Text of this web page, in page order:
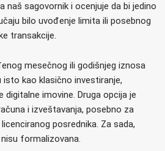
naš sagovornik i ocenjuje da bi jedino
bilo uvođenje limita ili posebnog
transakcije.
mesečnog ili godišnjeg iznosa
kao klasično investiranje,
imovine. Druga opcija je
i izveštavanja, posebno za
posrednika. Za sada,
formalizovana.